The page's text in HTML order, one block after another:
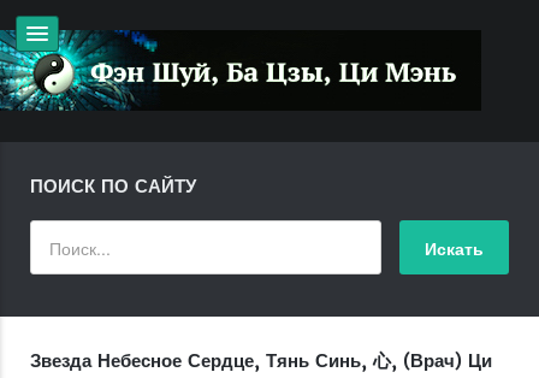
ПОИСК ПО САЙТУ
Звезда Небесное Сердце, Тянь Синь, 心, (Врач) Ци